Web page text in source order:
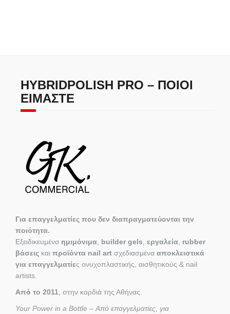
HYBRIDPOLISH PRO – ΠΟΙΟΙ
ΕΊΜΑΣΤΕ
Για επαγγελματίες που δεν διαπραγματεύονται την
ποιότητα.
Εξειδικευμένα ημιμόνιμα builder gels εργαλεία rubber
βάσεις και προϊόντα nail art σχεδιασμένα αποκλειστικά
για επαγγελματίες ονυχοπλαστικής, αισθητικούς & nail
artists.
Από το 2011 , στην καρδιά της Αθήνας.
Your Power in a Bottle – Από επαγγελματίες, για